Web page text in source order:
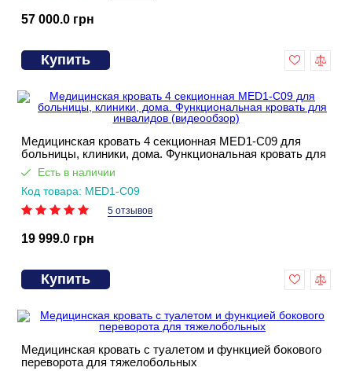
57 000.0 грн
Купить
Медицинская кровать 4 секционная MED1-C09 для
больницы, клиники, дома. Функциональная кровать для
инвалидов (видеообзор)
Есть в наличии
Код товара: MED1-C09
5 отзывов
19 999.0 грн
Купить
Медицинская кровать с туалетом и функцией бокового
переворота для тяжелобольных